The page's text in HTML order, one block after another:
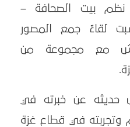
10/2017 / نظم بيت الصحافة –
لقاءً جمع المصور
مع مجموعة من
حديثه عن خبرته في
وتجربته في قطاع غزة